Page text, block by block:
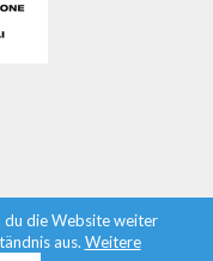
du die Website weiter
aus. Weitere